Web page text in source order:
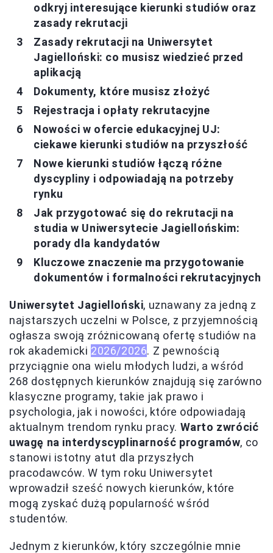
odkryj interesujące kierunki studiów oraz
zasady rekrutacji
Zasady rekrutacji na Uniwersytet
Jagielloński: co musisz wiedzieć przed
aplikacją
Dokumenty, które musisz złożyć
Rejestracja i opłaty rekrutacyjne
Nowości w ofercie edukacyjnej UJ:
ciekawe kierunki studiów na przyszłość
Nowe kierunki studiów łączą różne
dyscypliny i odpowiadają na potrzeby
rynku
Jak przygotować się do rekrutacji na
studia w Uniwersytecie Jagiellońskim:
porady dla kandydatów
Kluczowe znaczenie ma przygotowanie
dokumentów i formalności rekrutacyjnych
Uniwersytet Jagielloński, uznawany za jedną z
najstarszych uczelni w Polsce, z przyjemnością
ogłasza swoją zróżnicowaną ofertę studiów na
rok akademicki 2026/2026. Z pewnością
przyciągnie ona wielu młodych ludzi, a wśród
268 dostępnych kierunków znajdują się zarówno
klasyczne programy, takie jak prawo i
psychologia, jak i nowości, które odpowiadają
aktualnym trendom rynku pracy. Warto zwrócić
uwagę na interdyscyplinarność programów, co
stanowi istotny atut dla przyszłych
pracodawców. W tym roku Uniwersytet
wprowadził sześć nowych kierunków, które
mogą zyskać dużą popularność wśród
studentów.
Jednym z kierunków, który szczególnie mnie